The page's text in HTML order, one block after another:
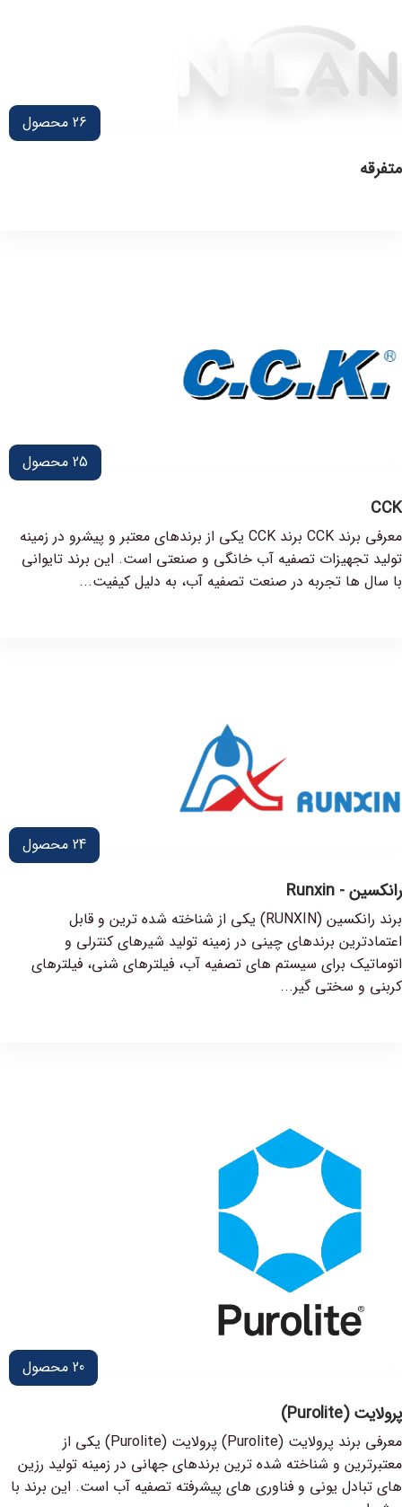
26 محصول
متفرقه
25 محصول
CCK
معرفی برند CCK برند CCK یکی از برندهای معتبر و پیشرو در زمینه
تولید تجهیزات تصفیه آب خانگی و صنعتی است. این برند تایوانی
با سال ها تجربه در صنعت تصفیه آب، به دلیل کیفیت...
24 محصول
رانکسین - Runxin
برند رانکسین (RUNXIN) یکی از شناخته شده ترین و قابل
اعتمادترین برندهای چینی در زمینه تولید شیرهای کنترلی و
اتوماتیک برای سیستم های تصفیه آب، فیلترهای شنی، فیلترهای
کربنی و سختی گیر...
20 محصول
پرولایت (Purolite)
معرفی برند پرولایت (Purolite) پرولایت (Purolite) یکی از
معتبرترین و شناخته شده ترین برندهای جهانی در زمینه تولید رزین
های تبادل یونی و فناوری های پیشرفته تصفیه آب است. این برند با